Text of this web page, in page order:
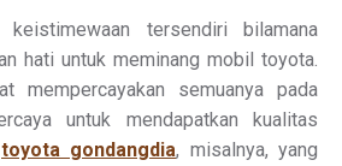
keistimewaan tersendiri bilamana
hati untuk meminang mobil toyota.
mempercayakan semuanya pada
untuk mendapatkan kualitas
toyota gondangdia, misalnya, yang